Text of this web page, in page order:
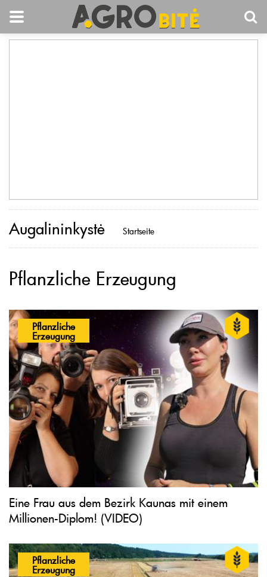
Augalininkystė Startseite
Pflanzliche Erzeugung
Pflanzliche
Erzeugung
Eine Frau aus dem Bezirk Kaunas mit einem
Millionen-Diplom! (VIDEO)
Pflanzliche
Erzeugung